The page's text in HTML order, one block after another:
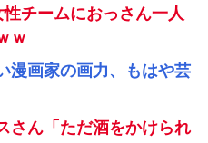
性チームにおっさん一人
ｗ
漫画家の画力、もはや芸
さん「ただ酒をかけられ